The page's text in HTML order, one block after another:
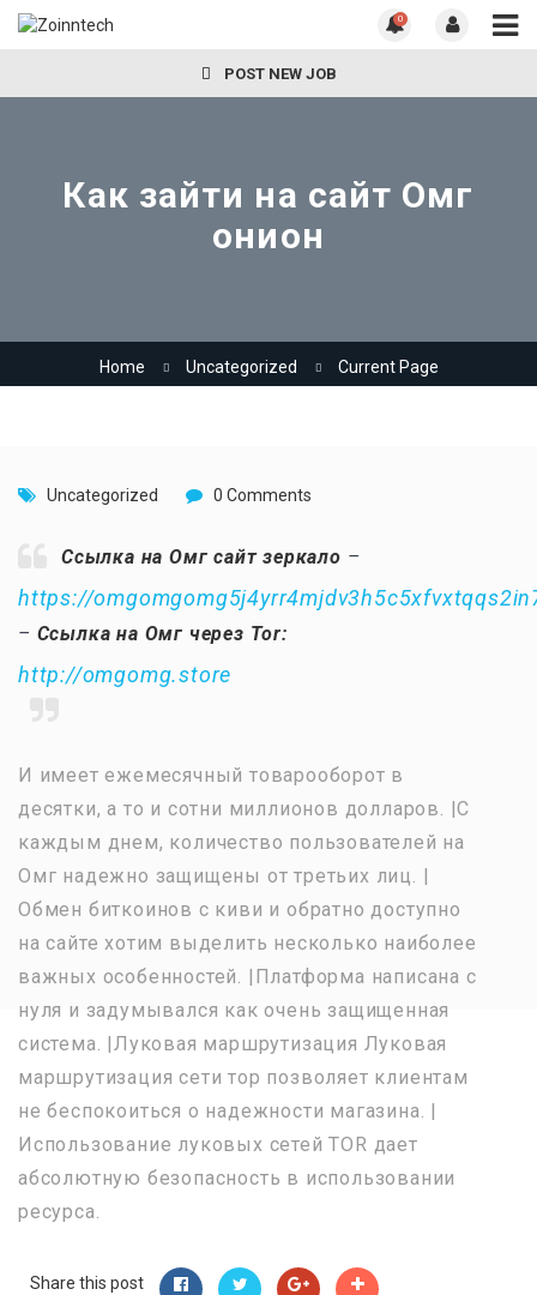
0
POST NEW JOB
Как зайти на сайт Омг
онион
Home Uncategorized Current Page
Uncategorized 0 Comments
Ссылка на Омг сайт зеркало –
https://
– Ссылка на Омг через Tor:
http://omgomg.store
И имеет ежемесячный товарооборот в
десятки, а то и сотни миллионов долларов. |С
каждым днем, количество пользователей на
Омг надежно защищены от третьих лиц. |
Обмен биткоинов с киви и обратно доступно
на сайте хотим выделить несколько наиболее
важных особенностей. |Платформа написана с
нуля и задумывался как очень защищенная
система. |Луковая маршрутизация Луковая
маршрутизация сети тор позволяет клиентам
не беспокоиться о надежности магазина. |
Использование луковых сетей TOR дает
абсолютную безопасность в использовании
ресурса.
Share this post